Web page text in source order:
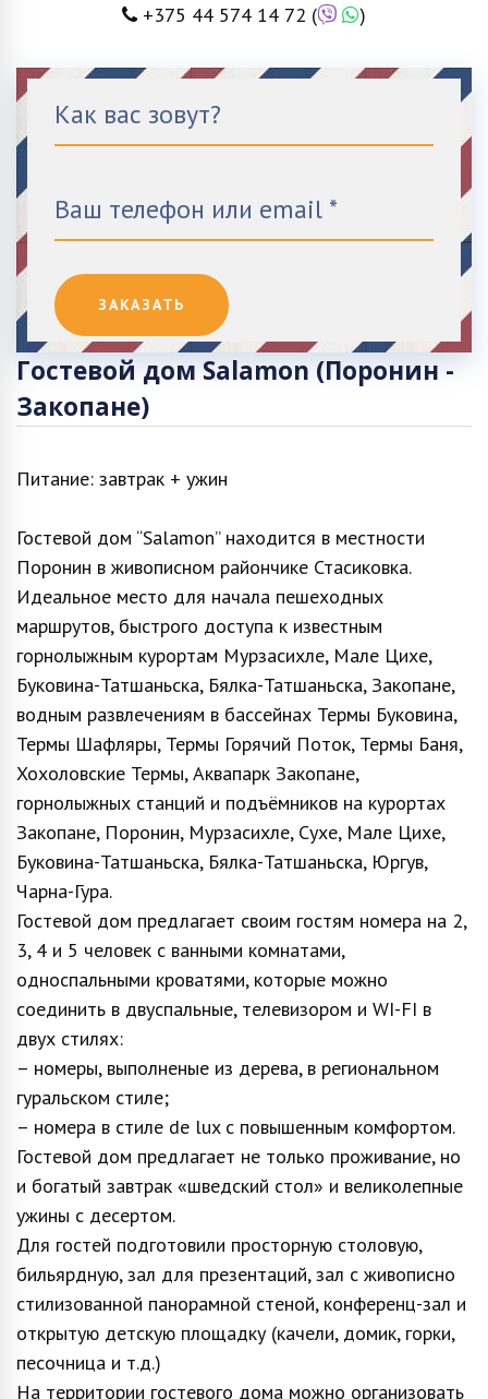
+375 44 574 14 72 ( )
Гостевой дом Salamon (Поронин -
Закопане)
Питание: завтрак + ужин
Гостевой дом “Salamon” находится в местности
Поронин в живописном райончике Стасиковка.
Идеальное место для начала пешеходных
маршрутов, быстрого доступа к известным
горнолыжным курортам Мурзасихле, Мале Цихе,
Буковина-Татшаньска, Бялка-Татшаньска, Закопане,
водным развлечениям в бассейнах Термы Буковина,
Термы Шафляры, Термы Горячий Поток, Термы Баня,
Хохоловские Термы, Аквапарк Закопане,
горнолыжных станций и подъёмников на курортах
Закопане, Поронин, Мурзасихле, Сухе, Мале Цихе,
Буковина-Татшаньска, Бялка-Татшаньска, Юргув,
Чарна-Гура.
Гостевой дом предлагает своим гостям номера на 2,
3, 4 и 5 человек с ванными комнатами,
односпальными кроватями, которые можно
соединить в двуспальные, телевизором и WI-FI в
двух стилях:
– номеры, выполненые из дерева, в региональном
гуральском стиле;
– номера в стиле de lux с повышенным комфортом.
Гостевой дом предлагает не только проживание, но
и богатый завтрак «шведский стол» и великолепные
ужины с десертом.
Для гостей подготовили просторную столовую,
бильярдную, зал для презентаций, зал с живописно
стилизованной панорамной стеной, конференц-зал и
открытую детскую площадку (качели, домик, горки,
песочница и т.д.)
На территории гостевого дома можно организовать